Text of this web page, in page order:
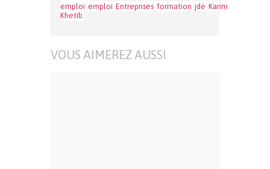
emploi emploi Entreprises formation jde Karim
Khetib
VOUS AIMEREZ AUSSI